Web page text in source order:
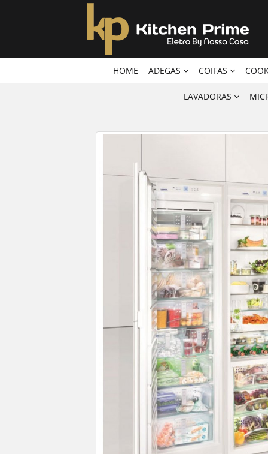
HOME ADEGAS COIFAS
LAVADORAS